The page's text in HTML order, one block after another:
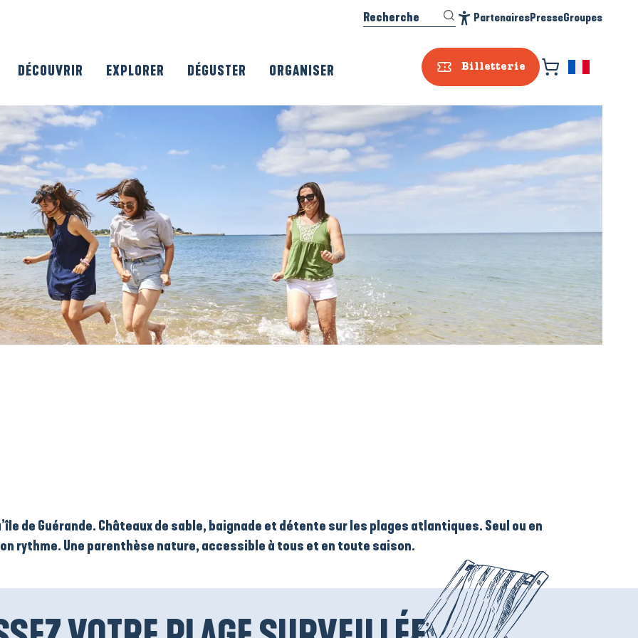
Billetterie
Recherche PartenairesPresseGroupes
DÉCOUVRIR EXPLORER DÉGUSTER ORGANISER
de Guérande. Châteaux de sable, baignade et détente sur les plages atlantiques. Seul ou en
rythme. Une parenthèse nature, accessible à tous et en toute saison.